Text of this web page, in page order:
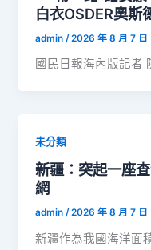
白衣OSDER奧斯
admin /2026 年 8 月 7 日
國民日報海內版記者
未分類
新疆：突起一座
網
admin/2026 年 8 月 7 日
新疆作為我國海洋面